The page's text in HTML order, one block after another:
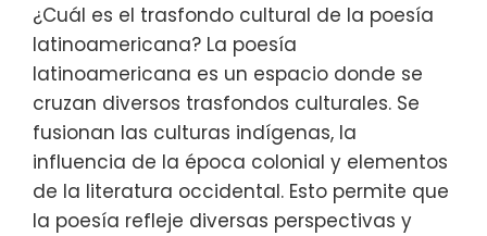
¿Cuál es el trasfondo cultural de la poesía
latinoamericana? La poesía
latinoamericana es un espacio donde se
cruzan diversos trasfondos culturales. Se
fusionan las culturas indígenas, la
influencia de la época colonial y elementos
de la literatura occidental. Esto permite que
la poesía refleje diversas perspectivas y